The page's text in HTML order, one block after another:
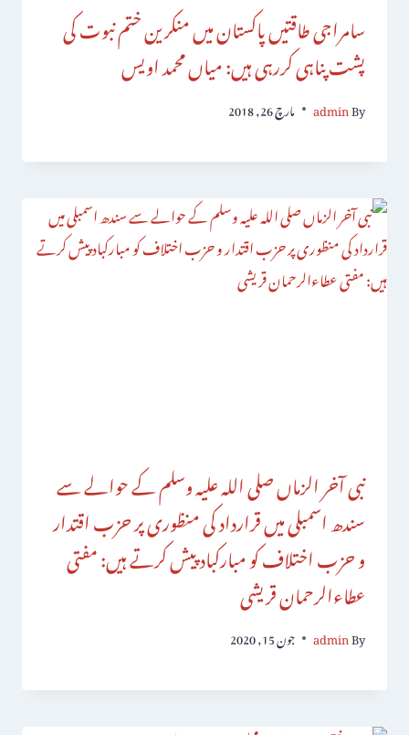
سامراجی طاقتیں پاکستان میں منکرین ختم نبوت کی
پشت پناہی کررہی ہیں: میاں محمد اویس
By
admin مارچ 26, 2018
نبی آخر الزماں صلی اللہ علیہ وسلم کے حوالے سے
سندھ اسمبلی میں قرارداد کی منظوری پر حزب اقتدار
و حزب اختلاف کو مبارکباد پیش کرتے ہیں: مفتی
عطاءالرحمان قریشی
By
admin جون 15, 2020